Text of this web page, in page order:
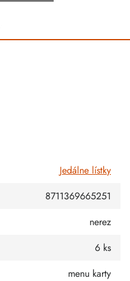
Jedálne lístky
8711369665251
nerez
6 ks
menu karty